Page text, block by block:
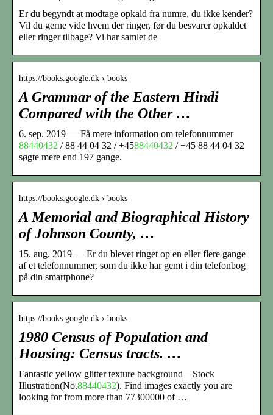
Er du begyndt at modtage opkald fra numre, du ikke kender?
Vil du gerne vide hvem der ringer, før du besvarer opkaldet
eller ringer tilbage? Vi har samlet de
https://books.google.dk › books
A Grammar of the Eastern Hindi
Compared with the Other …
6. sep. 2019 — Få mere information om telefonnummer
88440432 / 88 44 04 32 / +4588440432 / +45 88 44 04 32
søgte mere end 197 gange.
https://books.google.dk › books
A Memorial and Biographical History
of Johnson County, …
15. aug. 2019 — Er du blevet ringet op en eller flere gange
af et telefonnummer, som du ikke har gemt i din telefonbog
på din smartphone?
https://books.google.dk › books
1980 Census of Population and
Housing: Census tracts. …
Fantastic yellow glitter texture background – Stock
Illustration(No.88440432). Find images exactly you are
looking for from more than 77300000 of …